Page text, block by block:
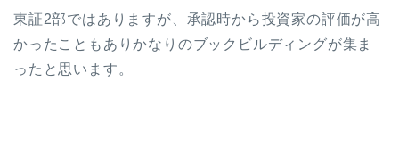
東証2部ではありますが、承認時から投資家の評価が高
かったこともありかなりのブックビルディングが集ま
ったと思います。